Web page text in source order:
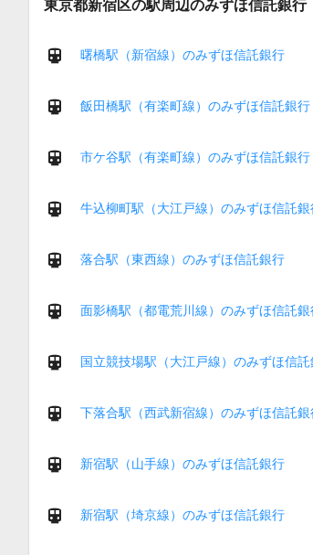
東京都新宿区の駅周辺のみずほ信託銀行
曙橋駅（新宿線）のみずほ信託銀行
飯田橋駅（有楽町線）のみずほ信託銀行
市ケ谷駅（有楽町線）のみずほ信託銀行
牛込柳町駅（大江戸線）のみずほ信託銀
落合駅（東西線）のみずほ信託銀行
面影橋駅（都電荒川線）のみずほ信託銀
国立競技場駅（大江戸線）のみずほ信
下落合駅（西武新宿線）のみずほ信託銀
新宿駅（山手線）のみずほ信託銀行
新宿駅（埼京線）のみずほ信託銀行